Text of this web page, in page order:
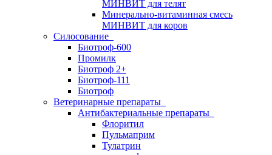
МИНВИТ для телят
Минерально-витаминная смесь
МИНВИТ для коров
Силосование
Биотроф-600
Промилк
Биотроф 2+
Биотроф-111
Биотроф
Ветеринарные препараты
Антибактериальные препараты
Флоритил
Пульмаприм
Тулатрин